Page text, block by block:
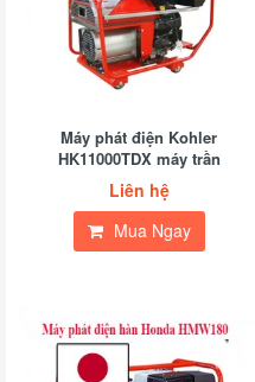
Máy phát điện Kohler
HK11000TDX máy trần
Liên hệ
Mua Ngay